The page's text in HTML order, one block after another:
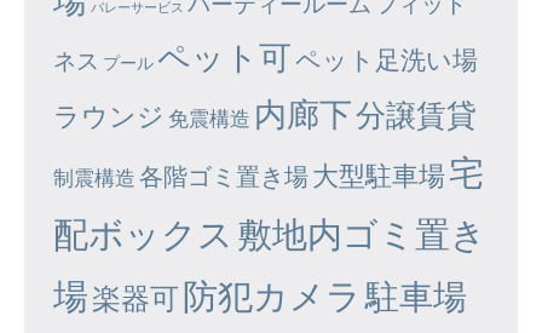
バレーサービス
ネス プール ペット可ペット足洗い場
ラウンジ 免震構造 内廊下分譲賃貸
制震構造 各階ゴミ置き場大型駐車場宅
配ボックス 敷地内ゴミ置き
場楽器可防犯カメラ 駐車場